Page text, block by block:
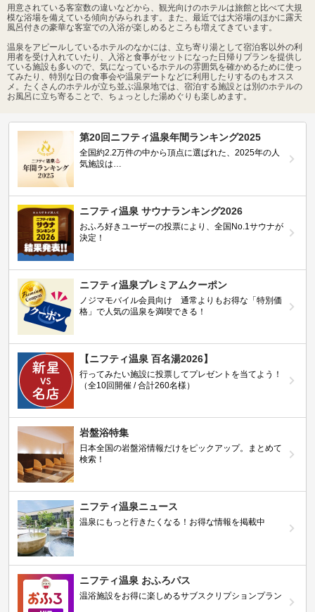
用意されている客室数の違いなどから、観光向けのホテルは旅館と比べて大規
模な浴場を備えている傾向がみられます。また、最近では大浴場のほかに露天
風呂付きの豪華な客室での入浴が楽しめるところも増えてきています。
温泉をアピールしているホテルのなかには、立ち寄り湯として宿泊客以外の利
用者を受け入れていたり、入浴と食事がセットになった日帰りプランを提供し
ている施設も多いので、気になっているホテルの雰囲気を確かめるために使っ
てみたり、特別な日の食事会や温泉デートなどに利用したりするのもオスス
メ。たくさんのホテルが立ち並ぶ温泉地では、宿泊する施設とは別のホテルの
お風呂に立ち寄ることで、ちょっとした湯めぐりも楽しめます。
第20回ニフティ温泉年間ランキング2025
全国約2.2万件の中から頂点に選ばれた、2025年の人
気施設は…
ニフティ温泉 サウナランキング2026
おふろ好きユーザーの投票により、全国No.1サウナが
決定！
ニフティ温泉プレミアムクーポン
ノジマモバイル会員向け 通常よりもお得な「特別価
格」で人気の温泉を満喫できる！
【ニフティ温泉 百名湯2026】
行ってみたい施設に投票してプレゼントを当てよう！
（全10回開催 / 合計260名様）
岩盤浴特集
日本全国の岩盤浴情報だけをピックアップ。まとめて
検索！
ニフティ温泉ニュース
温泉にもっと行きたくなる！お得な情報を掲載中
ニフティ温泉 おふろパス
温浴施設をお得に楽しめるサブスクリプションプラン